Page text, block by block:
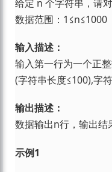
给定 n 个字符串，请
数据范围：1≤n≤1000
输入描述：
输入第一行为一个正
(字符串长度≤100),字
输出描述：
数据输出n行，输出结
示例1